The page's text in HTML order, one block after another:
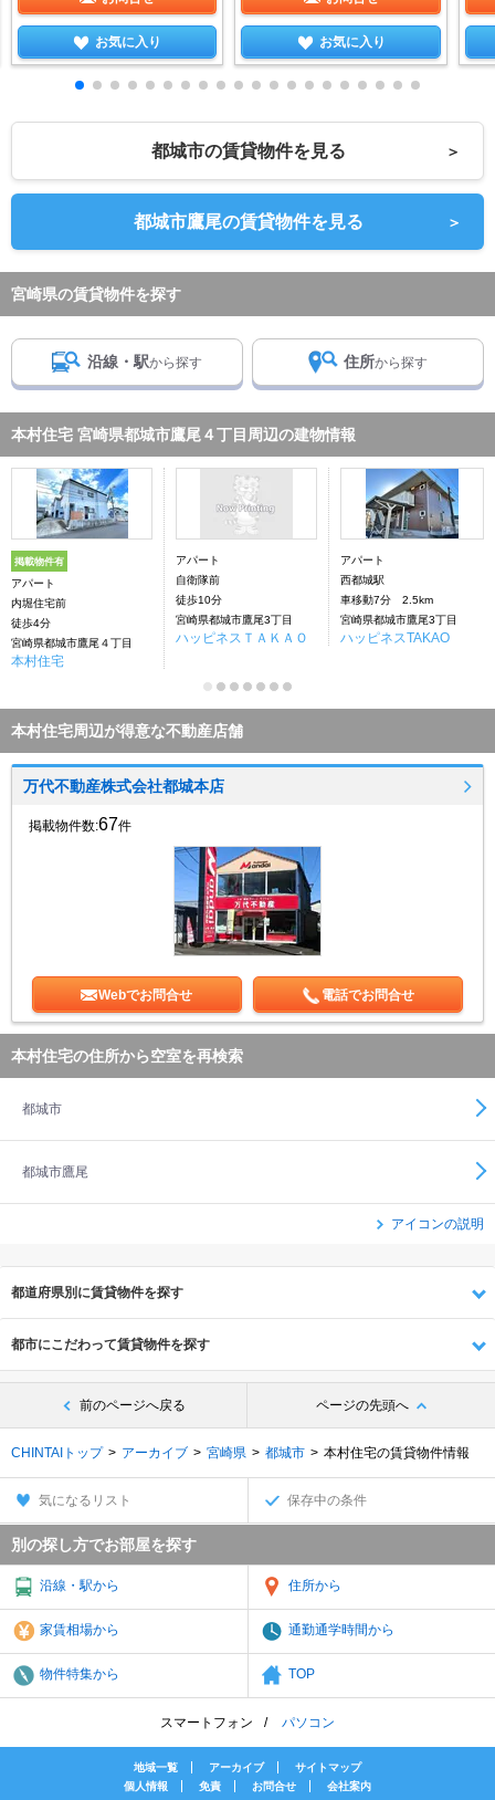
お気に入り お気に入り
都城市の賃貸物件を見る ＞
都城市鷹尾の賃貸物件を見る ＞
宮崎県の賃貸物件を探す
沿線・駅から探す 住所から探す
本村住宅 宮崎県都城市鷹尾４丁目周辺の建物情報
掲載物件有
アパート
内堀住宅前
徒歩4分
宮崎県都城市鷹尾４丁目
本村住宅
アパート
自衛隊前
徒歩10分
宮崎県都城市鷹尾3丁目
ハッピネスＴＡＫＡＯ
アパート
西都城駅
車移動7分 2.5km
宮崎県都城市鷹尾3丁目
ハッピネスTAKAO
本村住宅周辺が得意な不動産店舗
万代不動産株式会社都城本店
掲載物件数:67件
Webでお問合せ 電話でお問合せ
本村住宅の住所から空室を再検索
都城市
都城市鷹尾
アイコンの説明
都道府県別に賃貸物件を探す
都市にこだわって賃貸物件を探す
前のページへ戻る ページの先頭へ
CHINTAIトップ アーカイブ 宮崎県 都城市 本村住宅の賃貸物件情報
気になるリスト 保存中の条件
別の探し方でお部屋を探す
沿線・駅から 住所から
家賃相場から 通勤通学時間から
物件特集から TOP
スマートフォン パソコン
地域一覧 アーカイブ
サイトマップ
個人情報
免責 お問合せ 会社案内